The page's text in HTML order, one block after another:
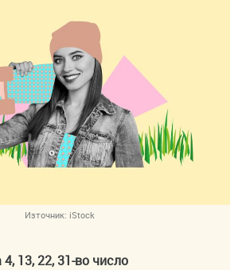
Източник: iStock
13, 22, 31-во число